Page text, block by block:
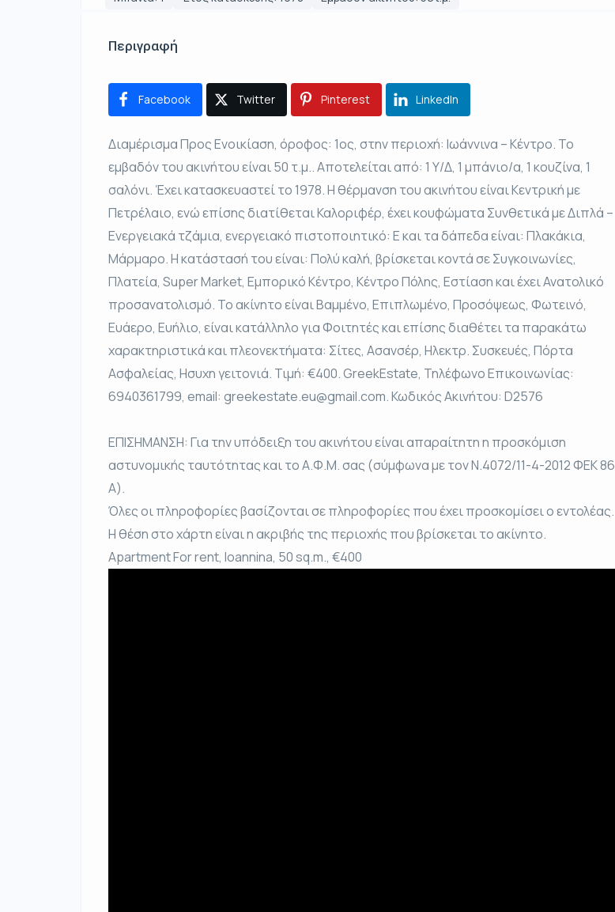
Περιγραφή
Facebook Twitter Pinterest LinkedIn
Διαμέρισμα Προς Ενοικίαση, όροφος: 1ος, στην περιοχή: Ιωάννινα – Κέντρο. Το
εμβαδόν του ακινήτου είναι 50 τ.μ.. Αποτελείται από: 1 Υ/Δ, 1 μπάνιο/α, 1 κουζίνα, 1
σαλόνι. Έχει κατασκευαστεί το 1978. Η θέρμανση του ακινήτου είναι Κεντρική με
Πετρέλαιο, ενώ επίσης διατίθεται Καλοριφέρ, έχει κουφώματα Συνθετικά με Διπλά –
Ενεργειακά τζάμια, ενεργειακό πιστοποιητικό: Ε και τα δάπεδα είναι: Πλακάκια,
Μάρμαρο. Η κατάστασή του είναι: Πολύ καλή, βρίσκεται κοντά σε Συγκοινωνίες,
Πλατεία, Super Market, Εμπορικό Κέντρο, Κέντρο Πόλης, Εστίαση και έχει Ανατολικό
προσανατολισμό. Το ακίνητο είναι Βαμμένο, Επιπλωμένο, Προσόψεως, Φωτεινό,
Ευάερο, Ευήλιο, είναι κατάλληλο για Φοιτητές και επίσης διαθέτει τα παρακάτω
χαρακτηριστικά και πλεονεκτήματα: Σίτες, Ασανσέρ, Ηλεκτρ. Συσκευές, Πόρτα
Ασφαλείας, Ησυχη γειτονιά. Τιμή: €400. GreekEstate, Τηλέφωνο Επικοινωνίας:
6940361799, email: greekestate.eu@gmail.com. Κωδικός Ακινήτου: D2576
ΕΠΙΣΗΜΑΝΣΗ: Για την υπόδειξη του ακινήτου είναι απαραίτητη η προσκόμιση
αστυνομικής ταυτότητας και το Α.Φ.Μ. σας (σύμφωνα με τον Ν.4072/11-4-2012 ΦΕΚ 86
Α).
Όλες οι πληροφορίες βασίζονται σε πληροφορίες που έχει προσκομίσει ο εντολέας.
Η θέση στο χάρτη είναι η ακριβής της περιοχής που βρίσκεται το ακίνητο.
Apartment For rent, Ioannina, 50 sq.m., €400